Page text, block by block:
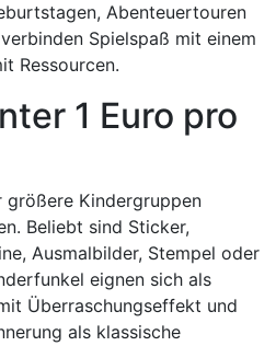
Abenteuertouren
Spielspaß mit einem
Ressourcen.
1 Euro pro
Kindergruppen
Beliebt sind Sticker,
Ausmalbilder, Stempel oder
eignen sich als
Überraschungseffekt und
als klassische